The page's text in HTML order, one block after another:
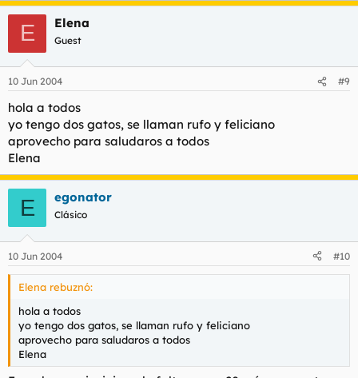
E Elena
Guest
10 Jun 2004 #9
hola a todos
yo tengo dos gatos, se llaman rufo y feliciano
aprovecho para saludaros a todos
Elena
E egonator
Clásico
10 Jun 2004 #10
Elena rebuznó:
hola a todos
yo tengo dos gatos, se llaman rufo y feliciano
aprovecho para saludaros a todos
Elena